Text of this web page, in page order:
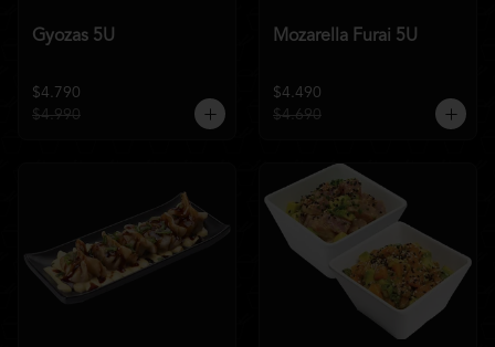
Gyozas 5U
$4.790
$4.990
Mozarella Furai 5U
$4.490
$4.690